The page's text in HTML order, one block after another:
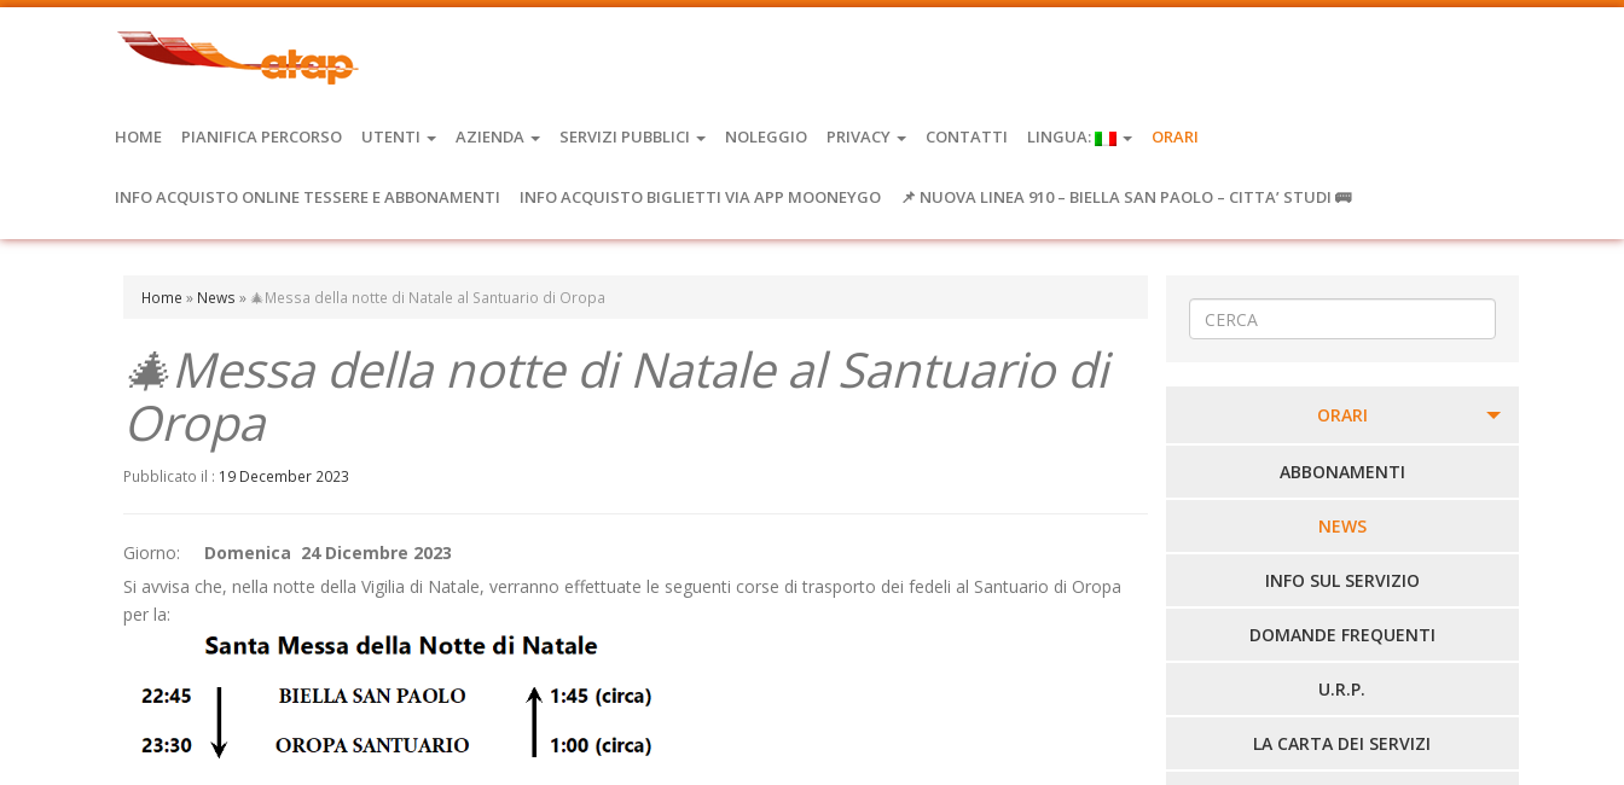
HOME PIANIFICA PERCORSO UTENTI AZIENDA SERVIZI PUBBLICI NOLEGGIO PRIVACY CONTATTI LINGUA: ORARI
INFO ACQUISTO ONLINE TESSERE E ABBONAMENTI INFO ACQUISTO BIGLIETTI VIA APP MOONEYGO 📌 NUOVA LINEA 910 – BIELLA SAN PAOLO – CITTA’ STUDI 🚌
Home » News » 🎄Messa della notte di Natale al Santuario di Oropa
🎄Messa della notte di Natale al Santuario di
Oropa
Pubblicato il : 19 December 2023
Giorno: Domenica 24 Dicembre 2023
Si avvisa che, nella notte della Vigilia di Natale, verranno effettuate le seguenti corse di trasporto dei fedeli al Santuario di Oropa
per la:
ORARI
PERCORSI URBANI IN BIELLA
LINEE URBANE VERCELLI
LINEE EXTRAURBANE
ABBONAMENTI
NEWS
INFO SUL SERVIZIO
DOMANDE FREQUENTI
U.R.P.
LA CARTA DEI SERVIZI